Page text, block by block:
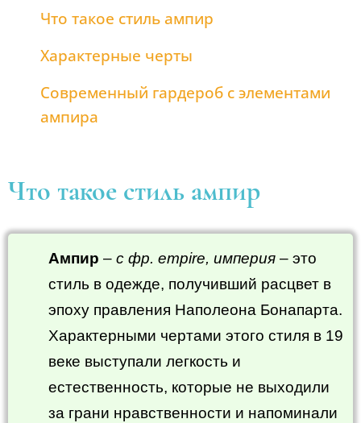
Что такое стиль ампир
Характерные черты
Современный гардероб с элементами
ампира
Что такое стиль ампир
Ампир – с фр. empire, империя – это
стиль в одежде, получивший расцвет в
эпоху правления Наполеона Бонапарта.
Характерными чертами этого стиля в 19
веке выступали легкость и
естественность, которые не выходили
за грани нравственности и напоминали